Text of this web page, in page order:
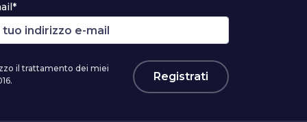
il trattamento dei miei
Registrati